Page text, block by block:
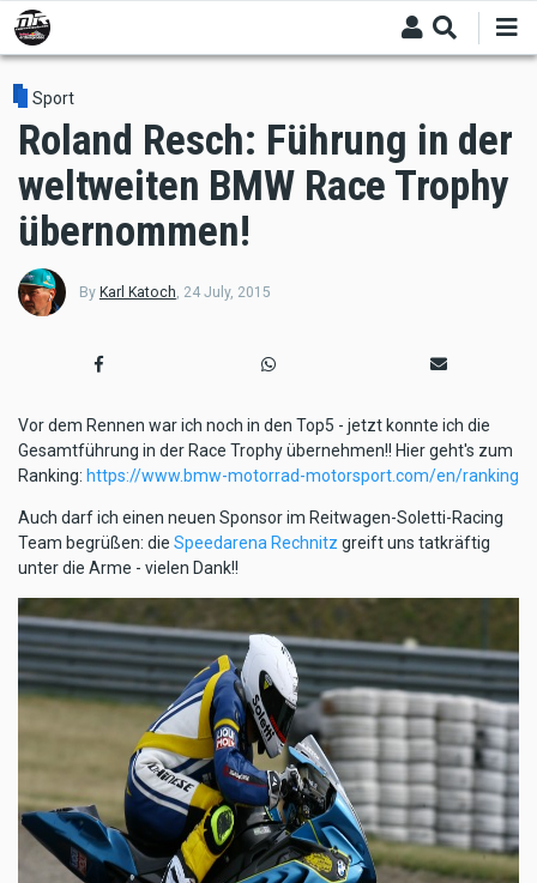
Skip
to
main
content
Sport
Roland Resch: Führung in der
weltweiten BMW Race Trophy
übernommen!
By Karl Katoch 24 July, 2015
Vor dem Rennen war ich noch in den Top5 - jetzt konnte ich die
Gesamtführung in der Race Trophy übernehmen!! Hier geht's zum
Ranking: https://www.bmw-motorrad-motorsport.com/en/ranking
Auch darf ich einen neuen Sponsor im Reitwagen-Soletti-Racing
Team begrüßen: die Speedarena Rechnitz greift uns tatkräftig
unter die Arme - vielen Dank!!